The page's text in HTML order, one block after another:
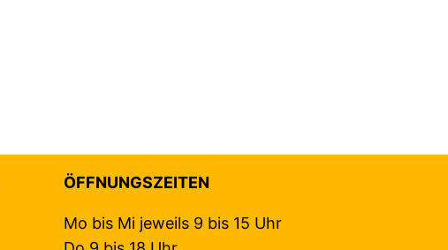
ÖFFNUNGSZEITEN
Mo bis Mi jeweils 9 bis 15 Uhr